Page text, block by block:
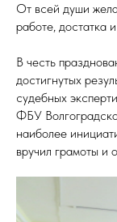
От всей души
работе, достатка
В честь
достигнутых
судебных
ФБУ
наиболее
вручил грамоты и